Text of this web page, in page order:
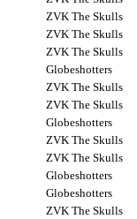
ZVK The Skulls
ZVK The Skulls
ZVK The Skulls
Globeshotters
ZVK The Skulls
ZVK The Skulls
Globeshotters
ZVK The Skulls
ZVK The Skulls
Globeshotters
Globeshotters
ZVK The Skulls